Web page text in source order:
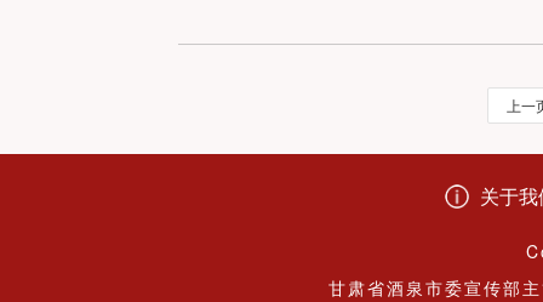
上一
关于我
甘肃省酒泉市委宣传部